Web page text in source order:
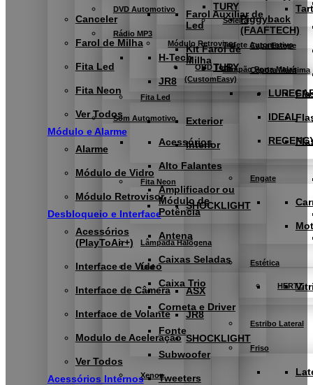
Canceler
Farol de Milha
Fita Led
Fita Neon
Ver Todos
Módulo e Alarme
Alarme
Módulo de Vidro
Módulo Retrovisor
Desbloqueio e Interface
Acessórios
(PlayToAir+)
Interface de Vídeo
Interface de Câmera
Interface de Volante
Modulo de Aceleração
Ver Todos
Acessórios Internos
DVD Automotivo
Rádio MP3
H-Tech
JR8
Som Automotivo
Acessórios
Alto Falantes
Amplificador ou
Módulo de
Potência
Antena
Caixas Seladas
Caixa Trio
Corneta e Driver
Fonte
Subwoofer
Tweeters
Farol Auxiliar de
Led
Kit Farol de
Milha
Fita Led
Exterior
Interior
Fita Neon
SHOCKLIGHT
Lâmpada Halógena
Led
ASX
JR8
SHOCKLIGHT
Xenon
TURY
Módulo Retrovisor
TURY
Piggyback
(FAAFTECH)
OBD Tool
(CustomEasy)
Soleira
Tapete Automotivo
Tampão Porta Malas
IDEAL
Capa Estepe
Capota Marítima
Engate
Estética
Estribo Lateral
Friso
HERTZ